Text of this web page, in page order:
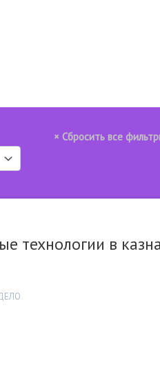
технологии в